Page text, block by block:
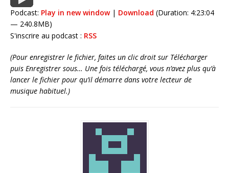
Podcast: Play in new window| Download (Duration: 4:23:04
— 240.8MB)
S'inscrire au podcast : RSS
(Pour enregistrer le fichier, faites un clic droit sur Télécharger
puis Enregistrer sous… Une fois téléchargé, vous n’avez plus qu’à
lancer le fichier pour qu’il démarre dans votre lecteur de
musique habituel.)